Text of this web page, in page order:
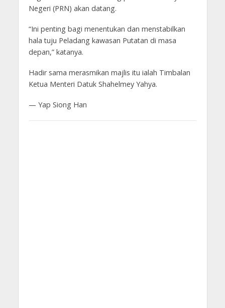
Negeri (PRN) akan datang.
“Ini penting bagi menentukan dan menstabilkan
hala tuju Peladang kawasan Putatan di masa
depan,” katanya.
Hadir sama merasmikan majlis itu ialah Timbalan
Ketua Menteri Datuk Shahelmey Yahya.
— Yap Siong Han